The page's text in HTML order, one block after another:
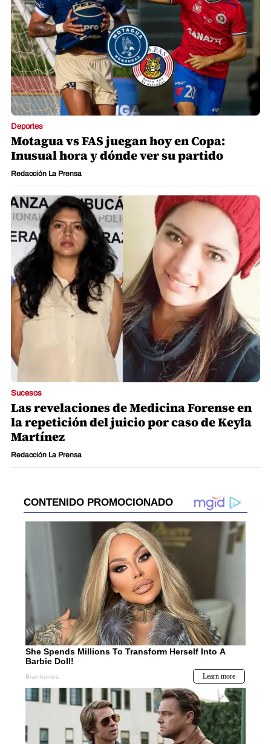
Deportes
Motagua vs FAS juegan hoy en Copa:
Inusual hora y dónde ver su partido
Redacción La Prensa
Sucesos
Las revelaciones de Medicina Forense en
la repetición del juicio por caso de Keyla
Martínez
Redacción La Prensa